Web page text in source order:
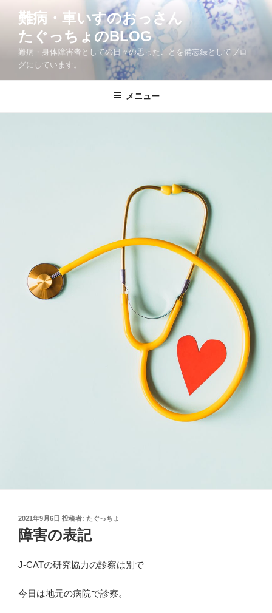
へ
難病・車いすのおっさん
たぐっちょのBLOG
難病・身体障害者としての日々の思ったことを備忘録としてブロ
グにしています。
メニュー
投
稿
日:
2021年9月6日 投稿者: たぐっちょ
障害の表記
J-CATの研究協力の診察は別で
今日は地元の病院で診察。